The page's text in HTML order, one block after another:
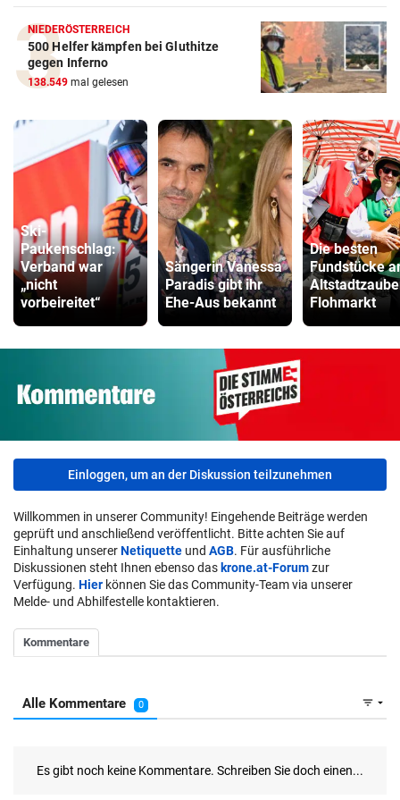
NIEDERÖSTERREICH
500 Helfer kämpfen bei Gluthitze
gegen Inferno
138.549 mal gelesen
Ski-
Paukenschlag:
Verband war
„nicht
vorbeireitet“
Sängerin Vanessa
Paradis gibt ihr
Ehe-Aus bekannt
Die besten
Fundstücke
Flohmarkt
Einloggen, um an der Diskussion teilzunehmen
Willkommen in unserer Community! Eingehende Beiträge werden
geprüft und anschließend veröffentlicht. Bitte achten Sie auf
Einhaltung unsererNetiquette und AGB. Für ausführliche
Diskussionen steht Ihnen ebenso das krone.at-Forumzur
Verfügung. Hier können Sie das Community-Team via unserer
Melde- und Abhilfestelle kontaktieren.